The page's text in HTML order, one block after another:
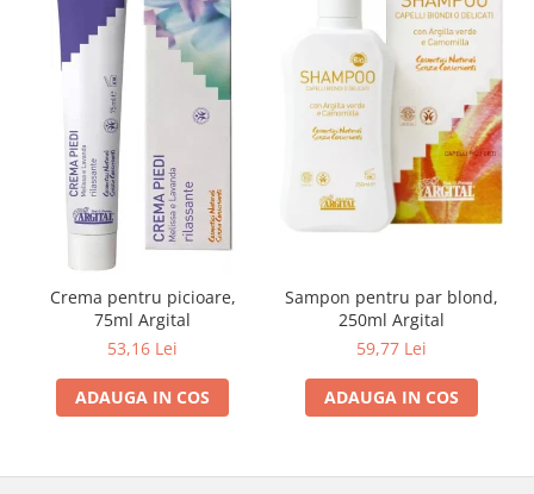
Crema pentru picioare,
75ml Argital
53,16 Lei
ADAUGA IN COS
Sampon pentru par blond,
250ml Argital
59,77 Lei
ADAUGA IN COS